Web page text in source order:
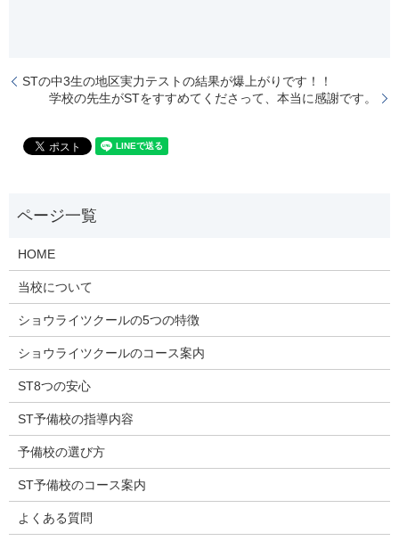
STの中3生の地区実力テストの結果が爆上がりです！！
学校の先生がSTをすすめてくださって、本当に感謝です。
HOME
当校について
ショウライツクールの5つの特徴
ショウライツクールのコース案内
ST8つの安心
ST予備校の指導内容
予備校の選び方
ST予備校のコース案内
よくある質問